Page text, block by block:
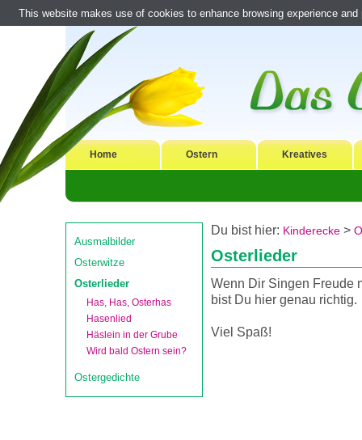
Home Ostern Kreatives
Ausmalbilder
Osterwitze
Osterlieder
Has, Has, Osterhas
Hasenlied
Häslein in der Grube
Wird bald Ostern sein?
Ostergedichte
Du bist hier: Kinderecke >
Osterlieder
Wenn Dir Singen Freude
bist Du hier genau richtig.
Viel Spaß!
This website makes use of cookies to enhance browsing experience